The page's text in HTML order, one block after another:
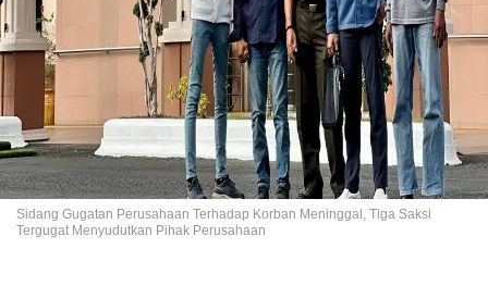
Sidang Gugatan Perusahaan Terhadap Korban Meninggal, Tiga Saksi
Tergugat Menyudutkan Pihak Perusahaan